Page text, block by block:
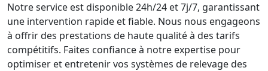
Notre service est disponible 24h/24 et 7j/7, garantissant
une intervention rapide et fiable. Nous nous engageons
à offrir des prestations de haute qualité à des tarifs
compétitifs. Faites confiance à notre expertise pour
optimiser et entretenir vos systèmes de relevage des